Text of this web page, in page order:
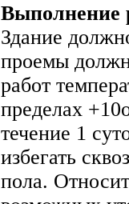
Выполнение
Здание
проемы
работ
пределах
течение 1
избегать
пола.